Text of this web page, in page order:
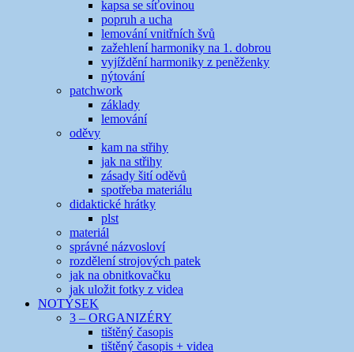
kapsa se síťovinou
popruh a ucha
lemování vnitřních švů
zažehlení harmoniky na 1. dobrou
vyjíždění harmoniky z peněženky
nýtování
patchwork
základy
lemování
oděvy
kam na střihy
jak na střihy
zásady šití oděvů
spotřeba materiálu
didaktické hrátky
plst
materiál
správné názvosloví
rozdělení strojových patek
jak na obnitkovačku
jak uložit fotky z videa
NOTÝSEK
3 – ORGANIZÉRY
tištěný časopis
tištěný časopis + videa